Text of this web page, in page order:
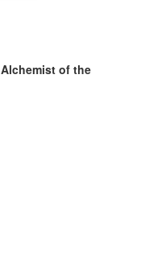
of the